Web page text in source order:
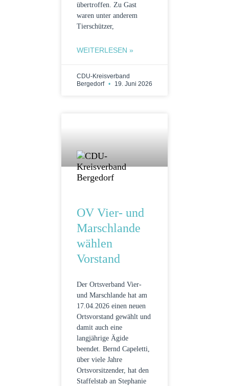
übertroffen. Zu Gast
waren unter anderem
Tierschützer,
WEITERLESEN »
CDU-Kreisverband
Bergedorf
19. Juni 2026
OV Vier- und
Marschlande
wählen
Vorstand
Der Ortsverband Vier-
und Marschlande hat am
17.04.2026 einen neuen
Ortsvorstand gewählt und
damit auch eine
langjährige Ägide
beendet. Bernd Capeletti,
über viele Jahre
Ortsvorsitzender, hat den
Staffelstab an Stephanie